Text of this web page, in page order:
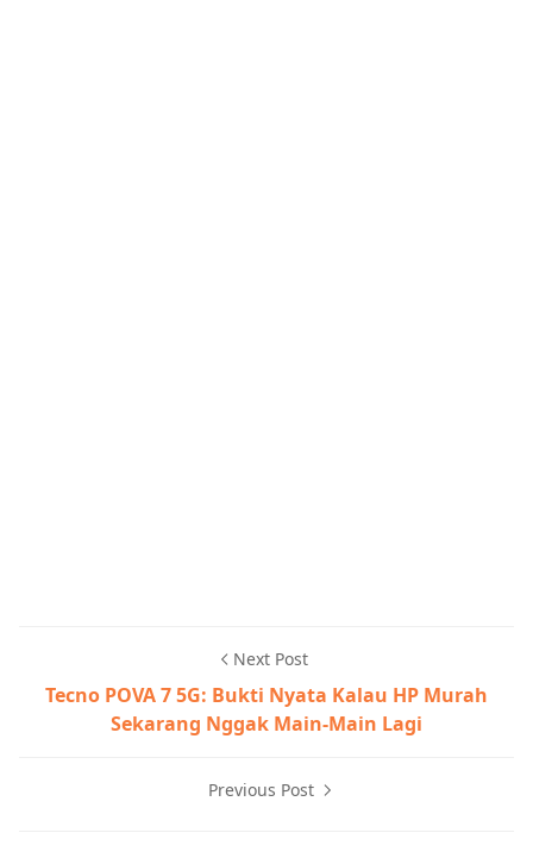
Next Post
Tecno POVA 7 5G: Bukti Nyata Kalau HP Murah
Sekarang Nggak Main-Main Lagi
Previous Post